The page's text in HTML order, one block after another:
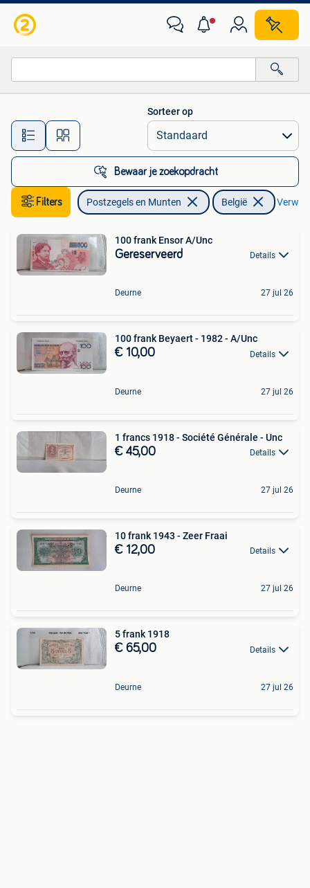
Alle afstanden…
Sorteer op
Bewaar je zoekopdracht
Filters Postzegels en Munten België
100 frank Ensor A/Unc
Gereserveerd Details
Deurne 27 jul 26
100 frank Beyaert - 1982 - A/Unc
€ 10,00 Details
Deurne 27 jul 26
1 francs 1918 - Société Générale - Unc
€ 45,00 Details
Deurne 27 jul 26
10 frank 1943 - Zeer Fraai
€ 12,00 Details
Deurne 27 jul 26
5 frank 1918
€ 65,00 Details
Deurne 27 jul 26